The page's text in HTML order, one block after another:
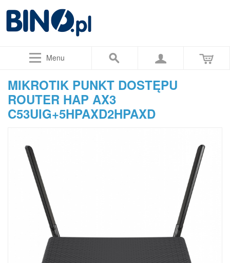
Menu
MIKROTIK PUNKT DOSTĘPU
ROUTER HAP AX3
C53UIG+5HPAXD2HPAXD